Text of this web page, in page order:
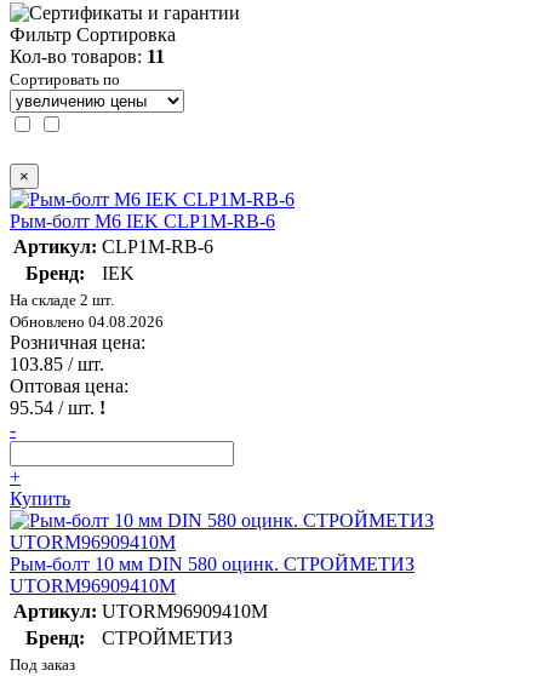
Фильтр Сортировка
Кол-во товаров: 11
Сортировать по
×
Рым-болт М6 IEK CLP1M-RB-6
Артикул: CLP1M-RB-6
Бренд:
IEK
На складе 2 шт.
Обновлено 04.08.2026
Розничная цена:
103.85 / шт.
Оптовая цена:
95.54 / шт. !
-
+
Купить
Рым-болт 10 мм DIN 580 оцинк. СТРОЙМЕТИЗ
UTORM96909410М
Артикул: UTORM96909410М
Бренд:
СТРОЙМЕТИЗ
Под заказ